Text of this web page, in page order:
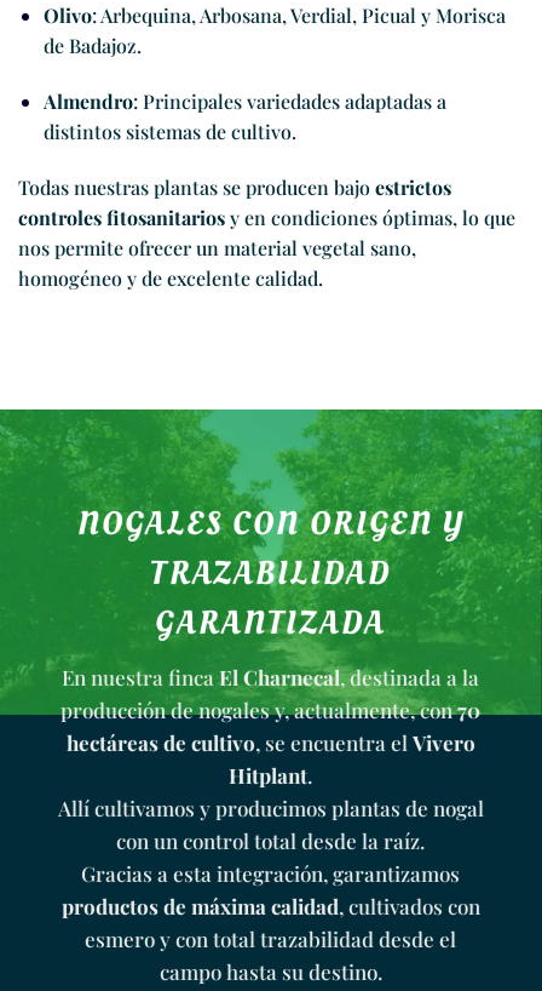
Olivo: Arbequina, Arbosana, Verdial, Picual y Morisca
de Badajoz.
Almendro: Principales variedades adaptadas a
distintos sistemas de cultivo.
Todas nuestras plantas se producen bajoestrictos
controles fitosanitariosy en condiciones óptimas, lo que
nos permite ofrecer un material vegetal sano,
homogéneo y de excelente calidad.
NOGALES CON ORIGEN Y
TRAZABILIDAD
GARANTIZADA
En nuestra fincaEl Charnecal, destinada a la
producción de nogales y, actualmente, con70
hectáreas de cultivo, se encuentra el Vivero
Hitplant.
Allí cultivamos y producimos plantas de nogal
con un control total desde la raíz.
Gracias a esta integración, garantizamos
productos de máxima calidad, cultivados con
esmero y con total trazabilidad desde el
campo hasta su destino.